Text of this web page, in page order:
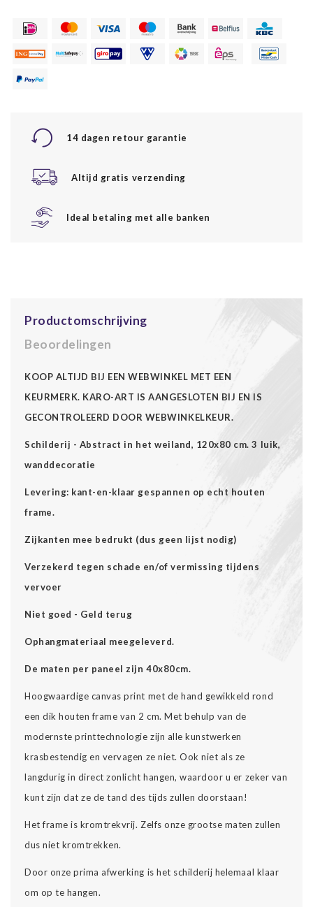
14 dagen retour garantie
Altijd gratis verzending
Ideal betaling met alle banken
Productomschrijving
Beoordelingen
KOOP ALTIJD BIJ EEN WEBWINKEL MET EEN
KEURMERK. KARO-ART IS AANGESLOTEN BIJ EN IS
GECONTROLEERD DOOR WEBWINKELKEUR.
Schilderij - Abstract in het weiland, 120x80 cm. 3 luik,
wanddecoratie
Levering: kant-en-klaar gespannen op echt houten
frame.
Zijkanten mee bedrukt (dus geen lijst nodig)
Verzekerd tegen schade en/of vermissing tijdens
vervoer
Niet goed - Geld terug
Ophangmateriaal meegeleverd.
De maten per paneel zijn 40x80cm.
Hoogwaardige canvas print met de hand gewikkeld rond
een dik houten frame van 2 cm. Met behulp van de
modernste printtechnologie zijn alle kunstwerken
krasbestendig en vervagen ze niet. Ook niet als ze
langdurig in direct zonlicht hangen, waardoor u er zeker van
kunt zijn dat ze de tand des tijds zullen doorstaan!
Het frame is kromtrekvrij. Zelfs onze grootse maten zullen
dus niet kromtrekken.
Door onze prima afwerking is het schilderij helemaal klaar
om op te hangen.